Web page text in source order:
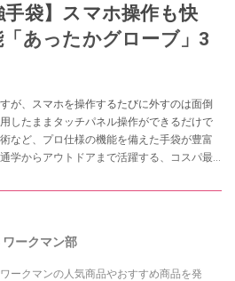
手袋】スマホ操作も快
あったかグローブ」3
が、スマホを操作するたびに外すのは面倒
したままタッチパネル操作ができるだけで
など、プロ仕様の機能を備えた手袋が豊富
学からアウトドアまで活躍する、コスパ最
ークマン部
ークマンの人気商品やおすすめ商品を発